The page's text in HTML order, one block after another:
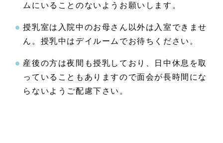
ムにいることのないようお願いします。
授乳室は入院中のお母さん以外は入室できませ
ん。授乳中はデイルームでお待ちください。
産後の方は夜間も授乳しており、日中休息を取
っていることもありますので面会が長時間にな
らないようご配慮下さい。